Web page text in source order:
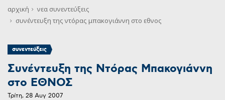
αρχική νεα συνεντεύξεις
συνέντευξη της ντόρας μπακογιάννη στο εθνος
συνεντεύξεις
Συνέντευξη της Ντόρας Μπακογιάννη
στο ΕΘΝΟΣ
Τρίτη, 28 Αυγ 2007